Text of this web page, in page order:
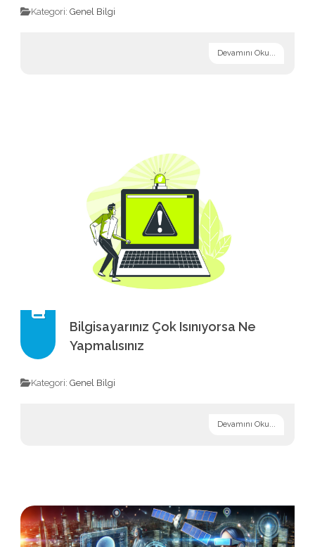
Kategori: Genel Bilgi
Devamını Oku...
Bilgisayarınız Çok Isınıyorsa Ne
Yapmalısınız
Kategori: Genel Bilgi
Devamını Oku...